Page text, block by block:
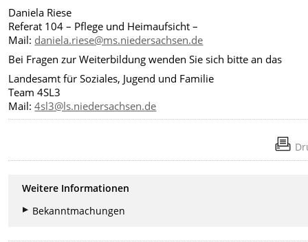
Daniela Riese
Referat 104 – Pflege und Heimaufsicht –
Mail: daniela.riese@ms.niedersachsen.de
Bei Fragen zur Weiterbildung wenden Sie sich bitte an das
Landesamt für Soziales, Jugend und Familie
Team 4SL3
Mail: 4sl3@ls.niedersachsen.de
Weitere Informationen
Bekanntmachungen